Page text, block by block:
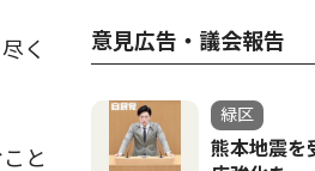
く
と
意見広告・議会報告
緑区
熊本地震を